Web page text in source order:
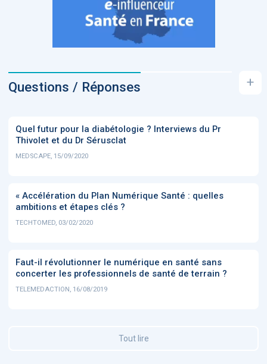
Questions / Réponses +
Quel futur pour la diabétologie ? Interviews du Pr
Thivolet et du Dr Sérusclat
MEDSCAPE, 15/09/2020
« Accélération du Plan Numérique Santé : quelles
ambitions et étapes clés ?
TECHTOMED, 03/02/2020
Faut-il révolutionner le numérique en santé sans
concerter les professionnels de santé de terrain ?
TELEMEDACTION, 16/08/2019
Tout lire